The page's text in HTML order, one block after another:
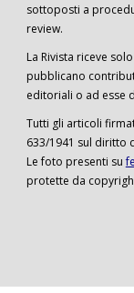
sottoposti a
review.
La Rivista riceve
pubblicano
editoriali o ad esse
Tutti gli articoli
633/1941 sul diritto
Le foto presenti su
protette da